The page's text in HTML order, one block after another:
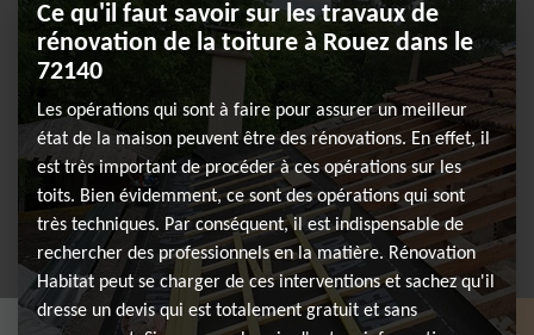
Ce qu'il faut savoir sur les travaux de
rénovation de la toiture à Rouez dans le
72140
Les opérations qui sont à faire pour assurer un meilleur
état de la maison peuvent être des rénovations. En effet, il
est très important de procéder à ces opérations sur les
toits. Bien évidemment, ce sont des opérations qui sont
très techniques. Par conséquent, il est indispensable de
rechercher des professionnels en la matière. Rénovation
Habitat peut se charger de ces interventions et sachez qu'il
dresse un devis qui est totalement gratuit et sans